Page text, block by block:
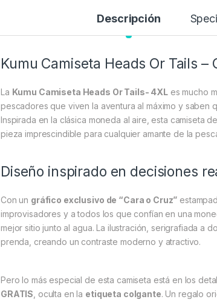
Descripción
Kumu Camiseta Heads Or Tails
La Kumu Camiseta Heads Or Tails- 4XLes mucho
pescadores que viven la aventura al máximo y saben
Inspirada en la clásica moneda al aire, esta camiseta
pieza imprescindible para cualquier amante de la
Diseño inspirado en decisiones
Con un gráfico exclusivo de “Cara o Cruz”
improvisadores y a todos los que confían en una
mejor sitio junto al agua. La ilustración, serigrafiada a
prenda, creando un contraste moderno y atractivo.
Pero lo más especial de esta camiseta está en los
GRATIS , oculta en la etiqueta colgante. Un regalo